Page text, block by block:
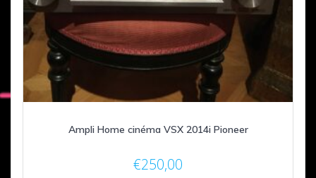
Ampli Home cinéma VSX 2014i Pioneer
€250,00